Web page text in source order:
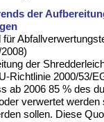
der
der
Richtlinie 2000/53/
ab 2006 85 % des
verwertet
sollen. Diese